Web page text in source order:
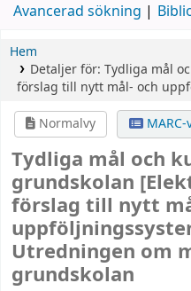
Avancerad sökning
Hem
Detaljer för: Tydliga mål
förslag till nytt mål- och
Normalvy
MARC-
Tydliga mål och
grundskolan
förslag till nytt
Utredningen om
grundskolan